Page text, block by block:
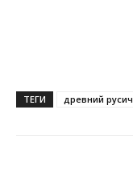
ТЕГИ древний русич